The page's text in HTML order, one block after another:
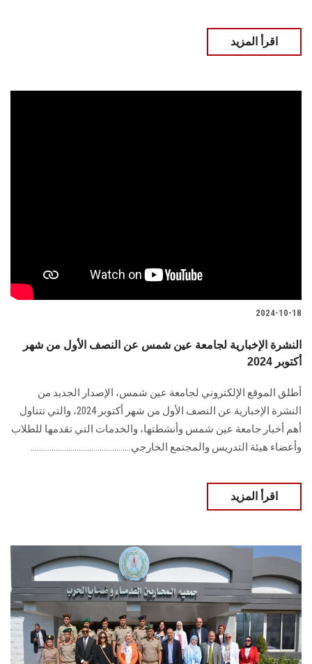
اقرأ المزيد
2024-10-18
النشرة الإخبارية لجامعة عين شمس عن النصف الأول من شهر
أكتوبر 2024
أطلق الموقع الإلكتروني لجامعة عين شمس، الإصدار الجديد من
النشرة الإخبارية عن النصف الأول من شهر أكتوبر 2024، والتي تتناول
أهم أخبار جامعة عين شمس وأنشطتها، والخدمات التي تقدمها للطلاب
وأعضاء هيئة التدريس والمجتمع الخارجي................................................
اقرأ المزيد